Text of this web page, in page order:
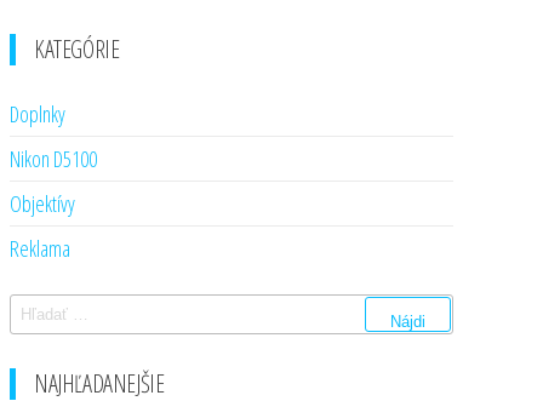
KATEGÓRIE
Doplnky
Nikon D5100
Objektívy
Reklama
Hľadať:
NAJHĽADANEJŠIE